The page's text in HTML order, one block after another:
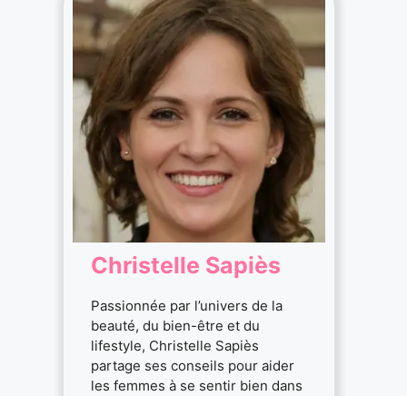
Christelle Sapiès
Passionnée par l’univers de la
beauté, du bien-être et du
lifestyle, Christelle Sapiès
partage ses conseils pour aider
les femmes à se sentir bien dans